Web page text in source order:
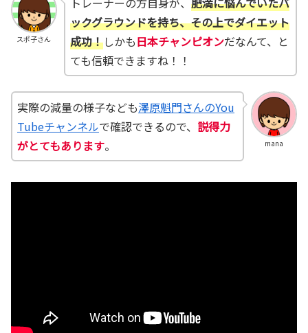
スポ子さん
ックグラウンドを持ち、その上でダイエット
成功！しかも日本チャンピオンだなんて、と
ても信頼できますね！！
mana
実際の減量の様子なども澤原魁門さんのYou
Tubeチャンネルで確認できるので、 説得力
がとてもあります。